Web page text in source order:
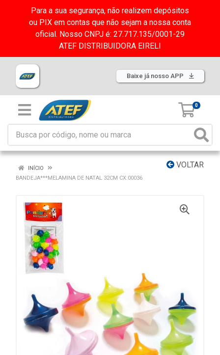
Para a sua segurança, não realizem depósitos
ou PIX em contas que não sejam a nossa conta
oficial. Nosso CNPJ é: 27.717.135/0001-29
ATEF DISTRIBUIDORA EIRELI
Baixe já nosso APP
0
VOLTAR
INÍCIO
BANDEJA***MELAMINA DE NATAL 32CM CX:00036